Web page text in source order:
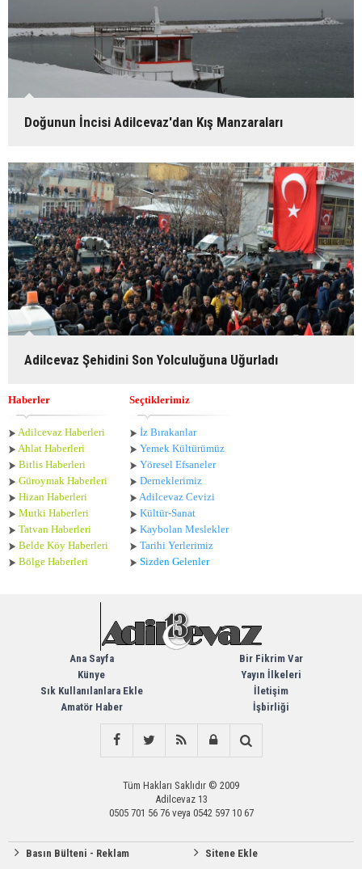
Doğunun İncisi Adilcevaz'dan Kış Manzaraları
Adilcevaz Şehidini Son Yolculuğuna Uğurladı
Haberler
Adilcevaz Haberleri
Ahlat Haberleri
Bitlis Haberleri
Güroymak Haberleri
Hizan Haberleri
Mutki Haberleri
Tatvan Haberleri
Belde Köy Haberleri
Bölge Haberleri
Seçtiklerimiz
İz Bırakanlar
Yemek Kültürümüz
Yöresel Efsaneler
Derneklerimiz
Adilcevaz Cevizi
Kültür-Sanat
Kaybolan Meslekler
Tarihi Yerlerimiz
Sizden Gelenler
Ana Sayfa
Künye
Sık Kullanılanlara Ekle
Amatör Haber
Bir Fikrim Var
Yayın İlkeleri
İletişim
İşbirliği
Tüm Hakları Saklıdır © 2009
Adilcevaz 13
0505 701 56 76 veya 0542 597 10 67
Basın Bülteni - Reklam
Sitene Ekle